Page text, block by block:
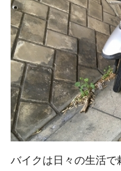
バイクは日々の生活